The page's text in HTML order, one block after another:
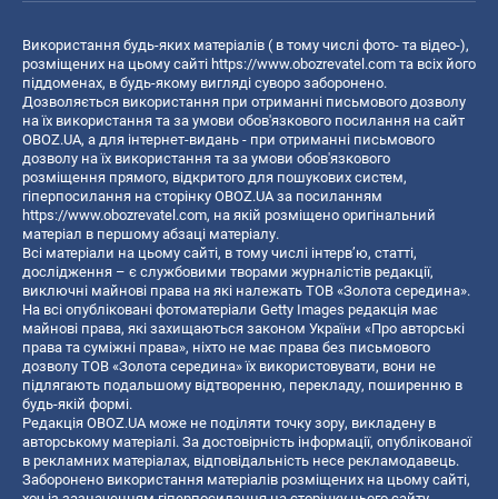
Використання будь-яких матеріалів ( в тому числі фото- та відео-),
розміщених на цьому сайті https://www.obozrevatel.com та всіх його
піддоменах, в будь-якому вигляді суворо заборонено.
Дозволяється використання при отриманні письмового дозволу
на їх використання та за умови обов'язкового посилання на сайт
OBOZ.UA, а для інтернет-видань - при отриманні письмового
дозволу на їх використання та за умови обов'язкового
розміщення прямого, відкритого для пошукових систем,
гіперпосилання на сторінку OBOZ.UA за посиланням
https://www.obozrevatel.com, на якій розміщено оригінальний
матеріал в першому абзаці матеріалу.
Всі матеріали на цьому сайті, в тому числі інтерв’ю, статті,
дослідження – є службовими творами журналістів редакції,
виключні майнові права на які належать ТОВ «Золота середина».
На всі опубліковані фотоматеріали Getty Images редакція має
майнові права, які захищаються законом України «Про авторські
права та суміжні права», ніхто не має права без письмового
дозволу ТОВ «Золота середина» їх використовувати, вони не
підлягають подальшому відтворенню, перекладу, поширенню в
будь-якій формі.
Редакція OBOZ.UA може не поділяти точку зору, викладену в
авторському матеріалі. За достовірність інформації, опублікованої
в рекламних матеріалах, відповідальність несе рекламодавець.
Заборонено використання матеріалів розміщених на цьому сайті,